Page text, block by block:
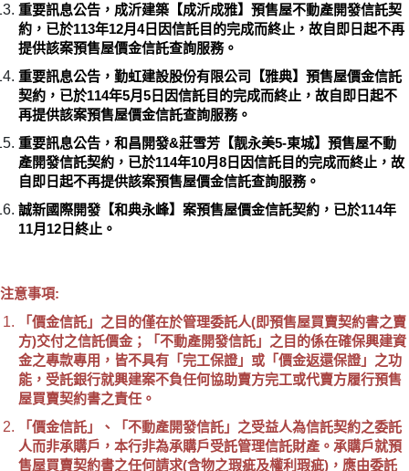
重要訊息公告，成沂建築【成沂成雅】預售屋不動產開發信託契
約，已於113年12月4日因信託目的完成而終止，故自即日起不再
提供該案預售屋價金信託查詢服務。
重要訊息公告，勤虹建設股份有限公司【雅典】預售屋價金信託
契約，已於114年5月5日因信託目的完成而終止，故自即日起不
再提供該案預售屋價金信託查詢服務。
重要訊息公告，和昌開發&莊雪芳【靓永美5-東城】預售屋不動
產開發信託契約，已於114年10月8日因信託目的完成而終止，故
自即日起不再提供該案預售屋價金信託查詢服務。
誠新國際開發【和典永峰】案預售屋價金信託契約，已於114年
11月12日終止。
注意事項:
「價金信託」之目的僅在於管理委託人(即預售屋買賣契約書之賣
方)交付之信託價金；「不動產開發信託」之目的係在確保興建資
金之專款專用，皆不具有「完工保證」或「價金返還保證」之功
能，受託銀行就興建案不負任何協助賣方完工或代賣方履行預售
屋買賣契約書之責任。
「價金信託」、「不動產開發信託」之受益人為信託契約之委託
人而非承購戶，本行非為承購戶受託管理信託財產。承購戶就預
售屋買賣契約書之任何請求(含物之瑕疵及權利瑕疵)，應由委託